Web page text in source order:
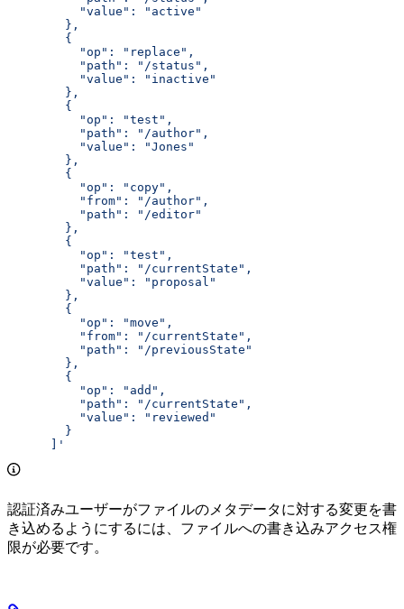
          "value": "active"
        },
        {
          "op": "replace",
          "path": "/status",
          "value": "inactive"
        },
        {
          "op": "test",
          "path": "/author",
          "value": "Jones"
        },
        {
          "op": "copy",
          "from": "/author",
          "path": "/editor"
        },
        {
          "op": "test",
          "path": "/currentState",
          "value": "proposal"
        },
        {
          "op": "move",
          "from": "/currentState",
          "path": "/previousState"
        },
        {
          "op": "add",
          "path": "/currentState",
          "value": "reviewed"
        }
      ]'
認証済みユーザーがファイルのメタデータに対する変更を書
き込めるようにするには、ファイルへの書き込みアクセス権
限が必要です。